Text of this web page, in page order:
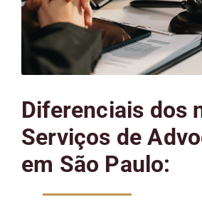
Diferenciais dos
Serviços de
em São Paulo: